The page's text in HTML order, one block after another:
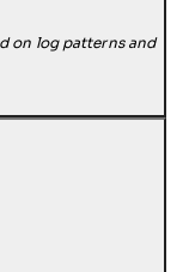
on log patterns and